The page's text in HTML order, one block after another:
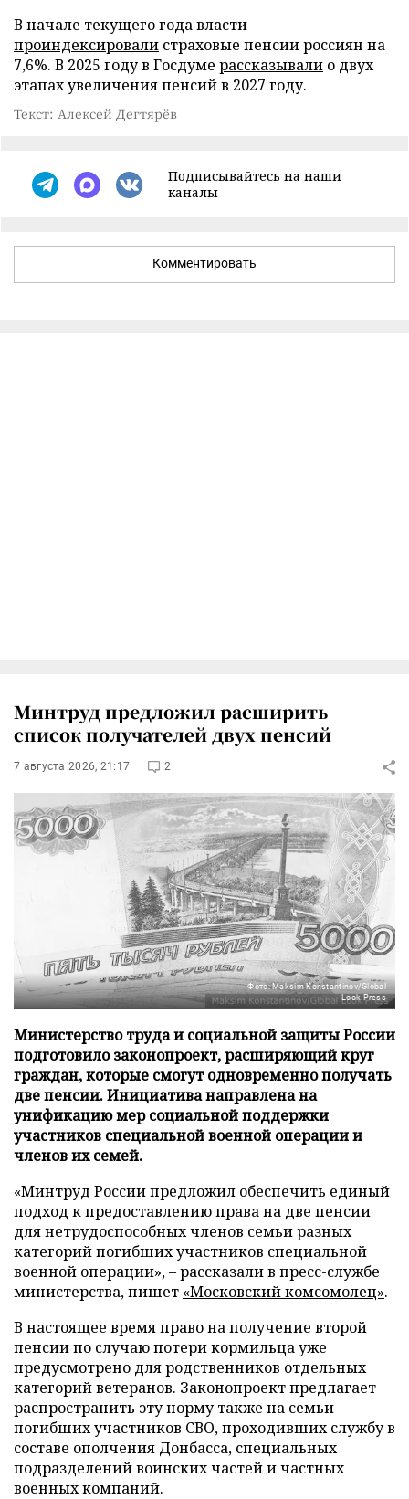
В начале текущего года власти
проиндексировали страховые пенсии россиян на
7,6%. В 2025 году в Госдуме рассказывали о двух
этапах увеличения пенсий в 2027 году.
Текст: Алексей Дегтярёв
Подписывайтесь на наши
каналы
Комментировать
Минтруд предложил расширить
список получателей двух пенсий
7 августа 2026, 21:17 2
Фото: Maksim Konstantinov/Global
Look Press
Министерство труда и социальной защиты России
подготовило законопроект, расширяющий круг
граждан, которые смогут одновременно получать
две пенсии. Инициатива направлена на
унификацию мер социальной поддержки
участников специальной военной операции и
членов их семей.
«Минтруд России предложил обеспечить единый
подход к предоставлению права на две пенсии
для нетрудоспособных членов семьи разных
категорий погибших участников специальной
военной операции», – рассказали в пресс-службе
министерства, пишет «Московский комсомолец».
В настоящее время право на получение второй
пенсии по случаю потери кормильца уже
предусмотрено для родственников отдельных
категорий ветеранов. Законопроект предлагает
распространить эту норму также на семьи
погибших участников СВО, проходивших службу в
составе ополчения Донбасса, специальных
подразделений воинских частей и частных
военных компаний.